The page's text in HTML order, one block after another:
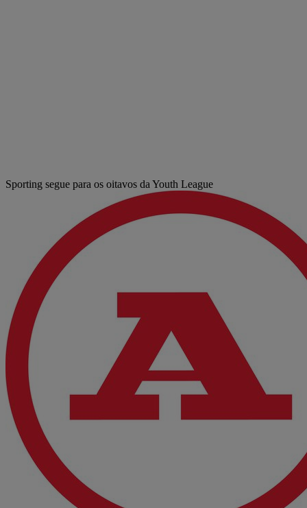
Sporting segue para os oitavos da Youth League